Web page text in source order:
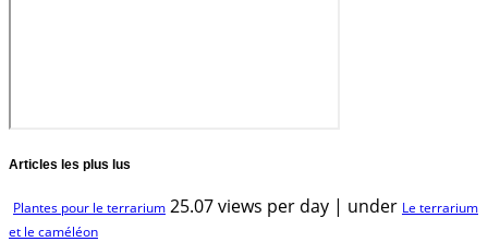
Articles les plus lus
Plantes pour le terrarium 25.07 views per day | under Le terrarium
et le caméléon